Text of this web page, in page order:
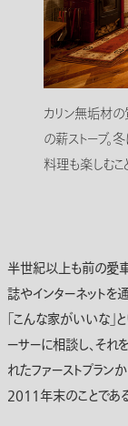
カリン無垢材の
の薪ストーブ。
料理も楽しむこ
半世紀以上も前の愛
誌やインターネットを
「こんな家がいいな」
ーサーに相談し、そ
れたファーストプラン
2011年末のことである